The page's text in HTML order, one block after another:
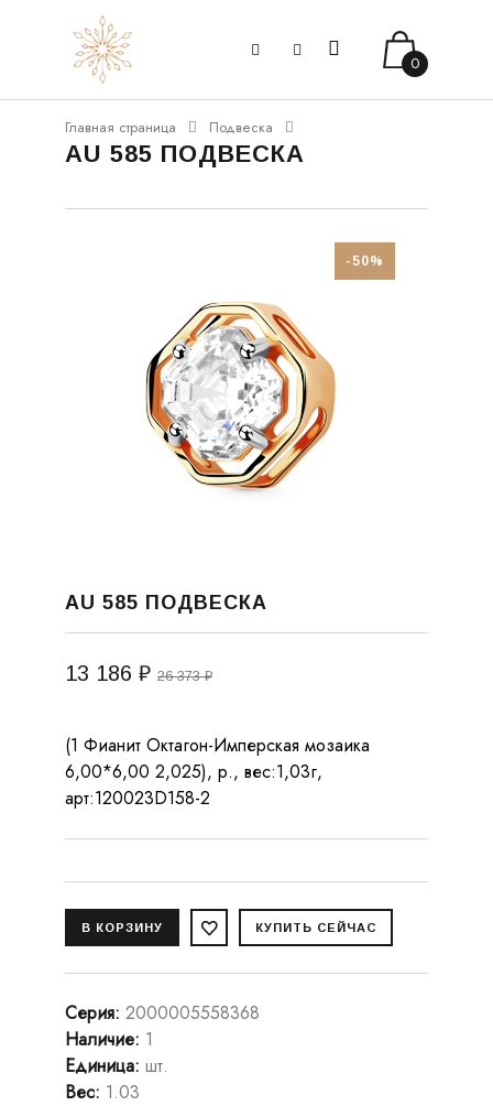
0
Главная страница Подвеска
AU 585 ПОДВЕСКА
-50%
AU 585 ПОДВЕСКА
13 186 ₽ 26 373 ₽
(1 Фианит Октагон-Имперская мозаика
6,00*6,00 2,025), р., вес:1,03г,
арт:120023D158-2
Серия: 2000005558368
Наличие: 1
Единица: шт.
Вес: 1.03